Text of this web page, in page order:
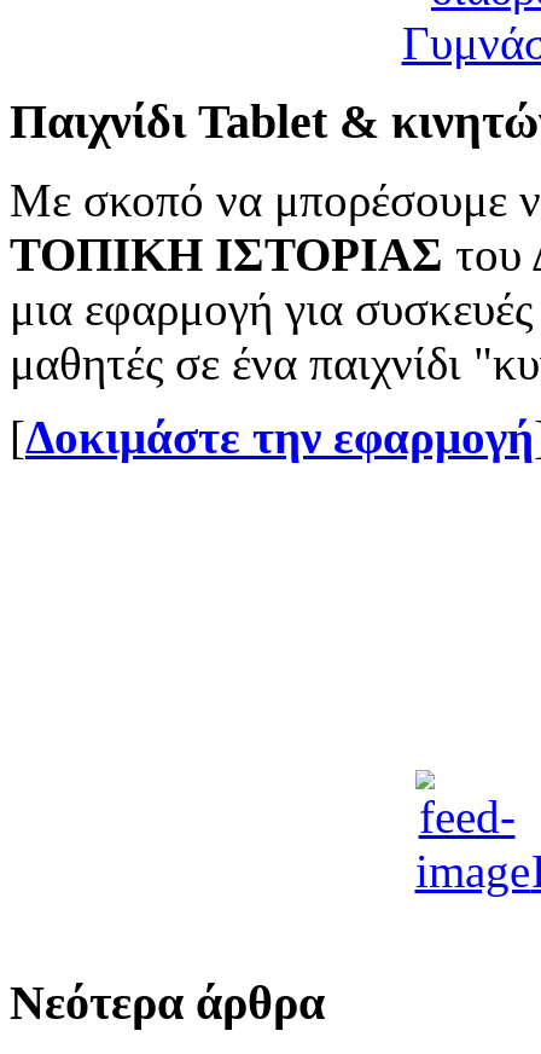
Παιχνίδι Tablet &
Με σκοπό να μπορέσουμε
ΤΟΠΙΚΗ ΙΣΤΟΡΙΑΣ του
μια εφαρμογή για
μαθητές σε ένα παιχνίδι
[Δοκιμάστε την εφαρμογή
Νεότερα άρθρα